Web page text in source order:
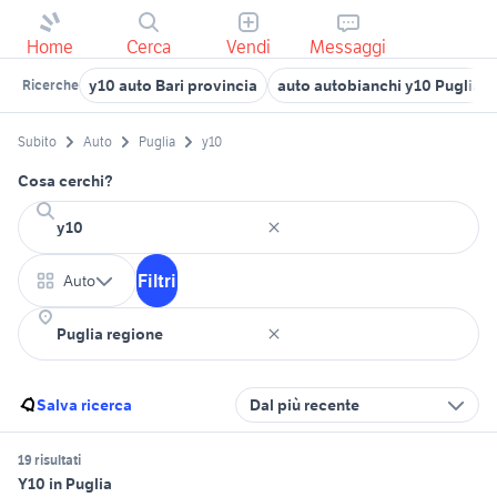
Home Cerca Vendi Messaggi
Ricerche y10 auto Bari provincia auto autobianchi y10 Puglia
Subito Auto Puglia y10
Cosa cerchi?
Auto Filtri
Salva ricerca Dal più recente
19 risultati
Y10 in Puglia